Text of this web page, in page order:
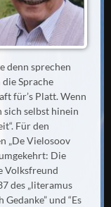
denn sprechen
Sprache
für’s Platt. Wenn
sich selbst hinein
Für den
„De Vielosoov
Die
Volksfreund
des „literamus
und “Es